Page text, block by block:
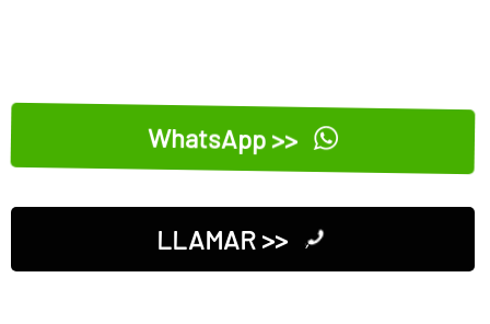
WhatsApp >>
LLAMAR >>